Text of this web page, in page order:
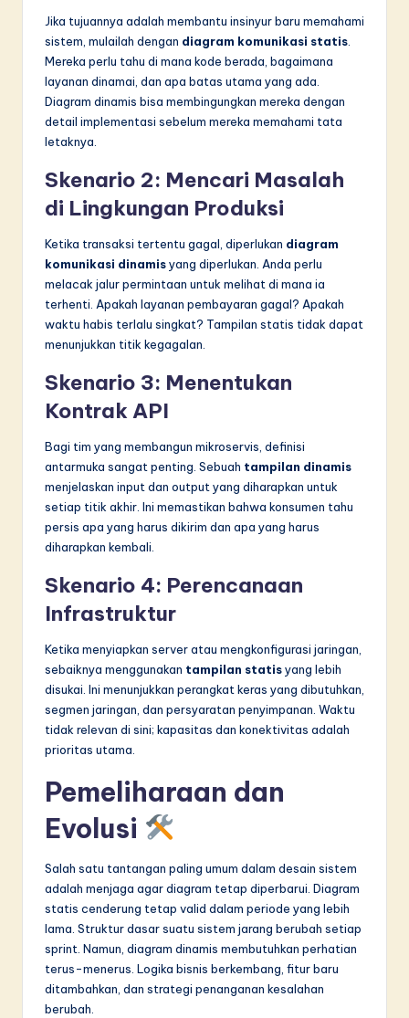
Jika tujuannya adalah membantu insinyur baru memahami
sistem, mulailah dengan diagram komunikasi statis
Mereka perlu tahu di mana kode berada, bagaimana
layanan dinamai, dan apa batas utama yang ada.
Diagram dinamis bisa membingungkan mereka dengan
detail implementasi sebelum mereka memahami tata
letaknya.
Skenario 2: Mencari Masalah
di Lingkungan Produksi
Ketika transaksi tertentu gagal, diperlukan diagram
komunikasi dinamisyang diperlukan. Anda perlu
melacak jalur permintaan untuk melihat di mana ia
terhenti. Apakah layanan pembayaran gagal? Apakah
waktu habis terlalu singkat? Tampilan statis tidak dapat
menunjukkan titik kegagalan.
Skenario 3: Menentukan
Kontrak API
Bagi tim yang membangun mikroservis, definisi
antarmuka sangat penting. Sebuah tampilan dinamis
menjelaskan input dan output yang diharapkan untuk
setiap titik akhir. Ini memastikan bahwa konsumen tahu
persis apa yang harus dikirim dan apa yang harus
diharapkan kembali.
Skenario 4: Perencanaan
Infrastruktur
Ketika menyiapkan server atau mengkonfigurasi jaringan,
sebaiknya menggunakan tampilan statisyang lebih
disukai. Ini menunjukkan perangkat keras yang dibutuhkan,
segmen jaringan, dan persyaratan penyimpanan. Waktu
tidak relevan di sini; kapasitas dan konektivitas adalah
prioritas utama.
Pemeliharaan dan
Evolusi
Salah satu tantangan paling umum dalam desain sistem
adalah menjaga agar diagram tetap diperbarui. Diagram
statis cenderung tetap valid dalam periode yang lebih
lama. Struktur dasar suatu sistem jarang berubah setiap
sprint. Namun, diagram dinamis membutuhkan perhatian
terus-menerus. Logika bisnis berkembang, fitur baru
ditambahkan, dan strategi penanganan kesalahan
berubah.